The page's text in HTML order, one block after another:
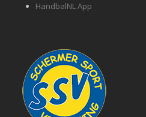
HandbalNL App